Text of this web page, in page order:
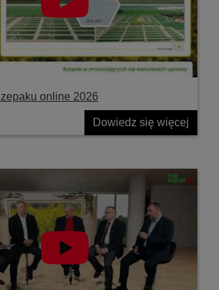
online 2026
Dowiedz się więcej